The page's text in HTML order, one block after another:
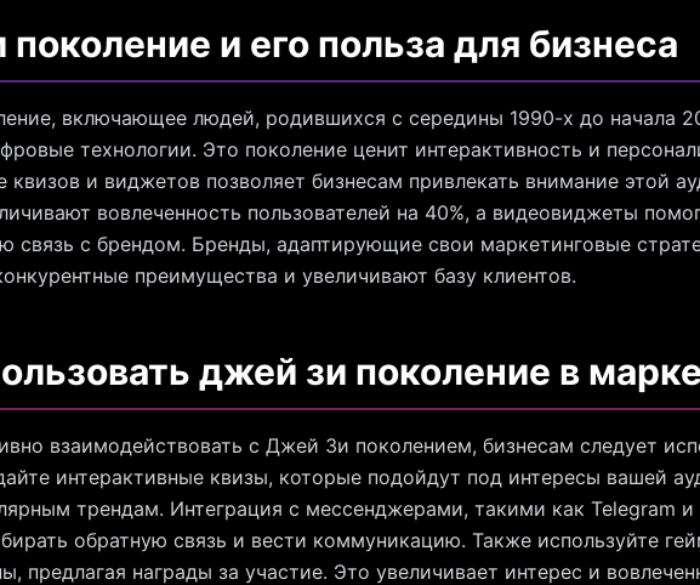
и его польза для бизнеса
включающее людей, родившихся с середины 1990-х до начала
технологии. Это поколение ценит интерактивность и
квизов и виджетов позволяет бизнесам привлекать внимание этой
вовлеченность пользователей на 40%, а видеовиджеты
связь с брендом. Бренды, адаптирующие свои маркетинговые
преимущества и увеличивают базу клиентов.
джей зи поколение в
взаимодействовать с Джей Зи поколением, бизнесам следует
интерактивные квизы, которые подойдут под интересы вашей
трендам. Интеграция с мессенджерами, такими как Telegram и
обратную связь и вести коммуникацию. Также используйте
предлагая награды за участие. Это увеличивает интерес и